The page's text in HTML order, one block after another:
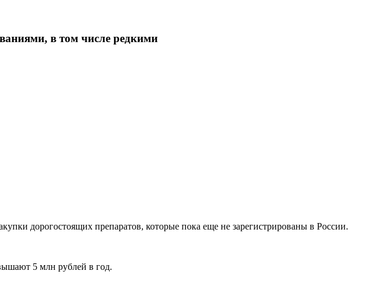
в том числе редкими
дорогостоящих препаратов, которые пока еще не зарегистрированы в России.
5 млн рублей в год.